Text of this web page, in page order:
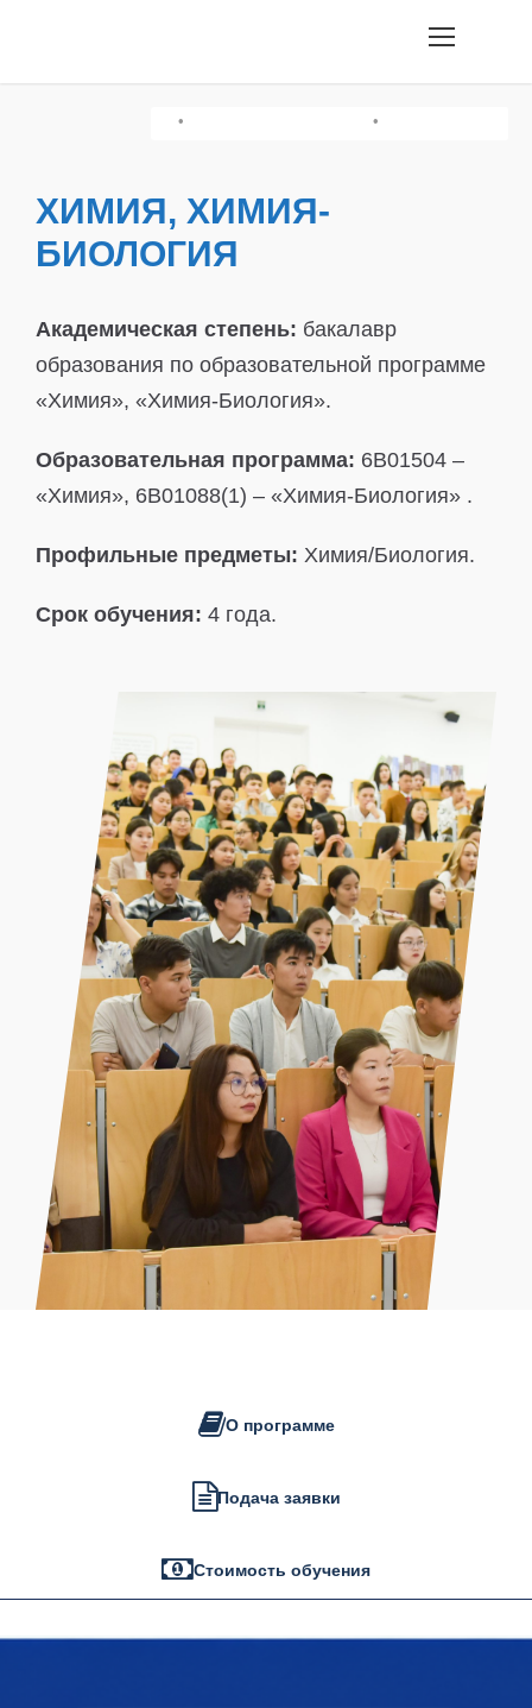
ХИМИЯ, ХИМИЯ-
БИОЛОГИЯ
Академическая степень: бакалавр
образования по образовательной программе
«Химия», «Химия-Биология».
Образовательная программа: 6B01504 –
«Химия», 6В01088(1) – «Химия-Биология» .
Профильные предметы: Химия/Биология.
Срок обучения: 4 года.
О программе
Подача заявки
Стоимость обучения
Творческий Экзамен
• Грамотность Чтения/История Казахстана
•